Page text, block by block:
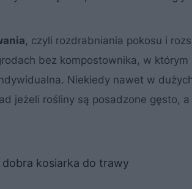
, czyli rozdrabniania pokosu i
bez kompostownika, w którym
Niekiedy nawet w
jeżeli rośliny są posadzone gęsto, a
kosiarka do trawy